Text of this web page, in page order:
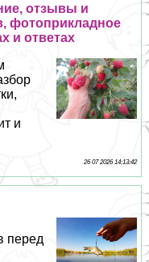
отзывы и
фотоприкладное
и ответах
и
26 07 2026 14:13:42
перед